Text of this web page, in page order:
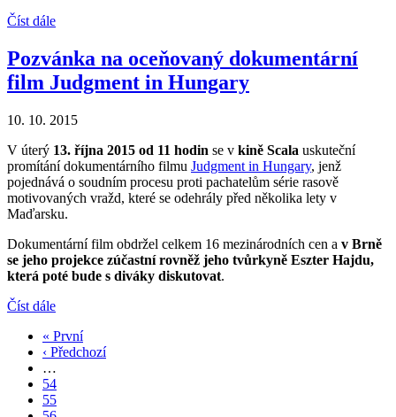
Číst dále
Pozvánka na oceňovaný dokumentární
film Judgment in Hungary
10. 10. 2015
V úterý 13. října 2015 od 11 hodin se v kině Scala uskuteční
promítání dokumentárního filmu Judgment in Hungary, jenž
pojednává o soudním procesu proti pachatelům série rasově
motivovaných vražd, které se odehrály před několika lety v
Maďarsku.
Dokumentární film obdržel celkem 16 mezinárodních cen a v Brně
se jeho projekce zúčastní rovněž jeho tvůrkyně Eszter Hajdu,
která poté bude s diváky diskutovat.
Číst dále
Pagination
First
page
« První
Předchozí
stránka
‹ Předchozí
…
Page
54
Page
55